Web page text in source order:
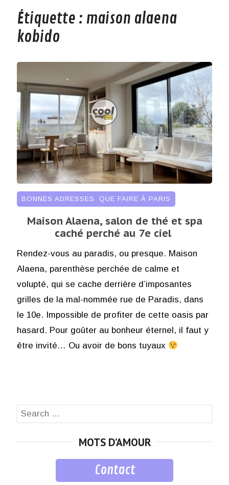
Étiquette : maison alaena
kobido
BONNES ADRESSES QUE FAIRE À PARIS
Maison Alaena, salon de thé et spa
caché perché au 7e ciel
Rendez-vous au paradis, ou presque. Maison
Alaena, parenthèse perchée de calme et
volupté, qui se cache derrière d’imposantes
grilles de la mal-nommée rue de Paradis, dans
le 10e. Impossible de profiter de cette oasis par
hasard. Pour goûter au bonheur éternel, il faut y
être invité… Ou avoir de bons tuyaux
Search
MOTS D’AMOUR
Contact